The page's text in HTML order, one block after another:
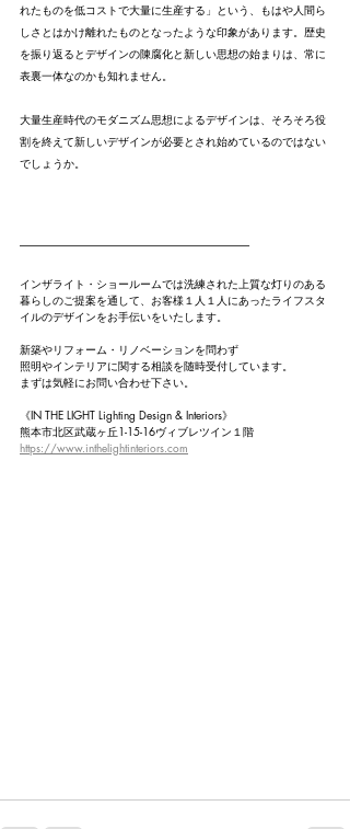
れたものを低コストで大量に生産する」という、もはや人間ら
しさとはかけ離れたものとなったような印象があります。歴史
を振り返るとデザインの陳腐化と新しい思想の始まりは、常に
表裏一体なのかも知れません。
大量生産時代のモダニズム思想によるデザインは、そろそろ役
割を終えて新しいデザインが必要とされ始めているのではない
でしょうか。
---------------------------------------------------------------------------------------------------------
インザライト・ショールームでは洗練された上質な灯りのある
暮らしのご提案を通して、お客様１人１人にあったライフスタ
イルのデザインをお手伝いをいたします。
新築やリフォーム・リノベーションを問わず
照明やインテリアに関する相談を随時受付しています。
まずは気軽にお問い合わせ下さい。
《IN THE LIGHT Lighting Design & Interiors》
熊本市北区武蔵ヶ丘1-15-16ヴィブレツイン１階
https://www.inthelightinteriors.com